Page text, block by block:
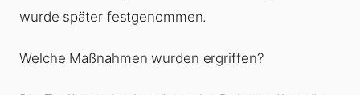
wurde später festgenommen.
Welche Maßnahmen wurden ergriffen?